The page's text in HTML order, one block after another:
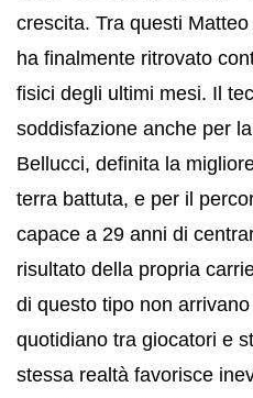
crescita. Tra questi
ha finalmente ritrovato
fisici degli ultimi mesi. Il
soddisfazione anche per
Bellucci, definita la
terra battuta, e per il
capace a 29 anni di
risultato della propria
di questo tipo non
quotidiano tra giocatori e
stessa realtà favorisce